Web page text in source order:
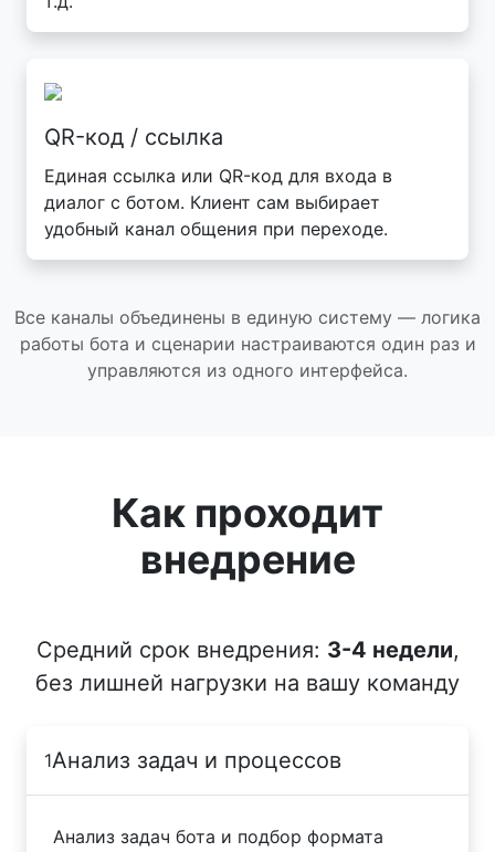
QR-код / ссылка
Единая ссылка или QR-код для входа в
диалог с ботом. Клиент сам выбирает
удобный канал общения при переходе.
Все каналы объединены в единую систему — логика
работы бота и сценарии настраиваются один раз и
управляются из одного интерфейса.
Как проходит
внедрение
Средний срок внедрения: 3-4 недели,
без лишней нагрузки на вашу команду
1Анализ задач и процессов
Анализ задач бота и подбор формата